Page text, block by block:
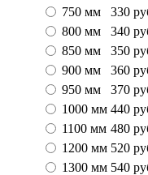
750 мм
330
800 мм
340
850 мм
350
900 мм
360
950 мм
370
1000 мм 440
1100 мм 480
1200 мм 520
1300 мм 540